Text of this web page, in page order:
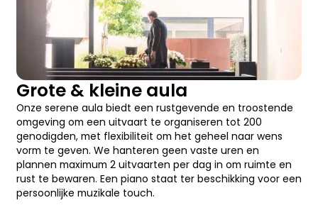
Grote & kleine aula
Onze serene aula biedt een rustgevende en troostende
omgeving om een uitvaart te organiseren tot 200
genodigden, met flexibiliteit om het geheel naar wens
vorm te geven. We hanteren geen vaste uren en
plannen maximum 2 uitvaarten per dag in om ruimte en
rust te bewaren. Een piano staat ter beschikking voor een
persoonlijke muzikale touch.